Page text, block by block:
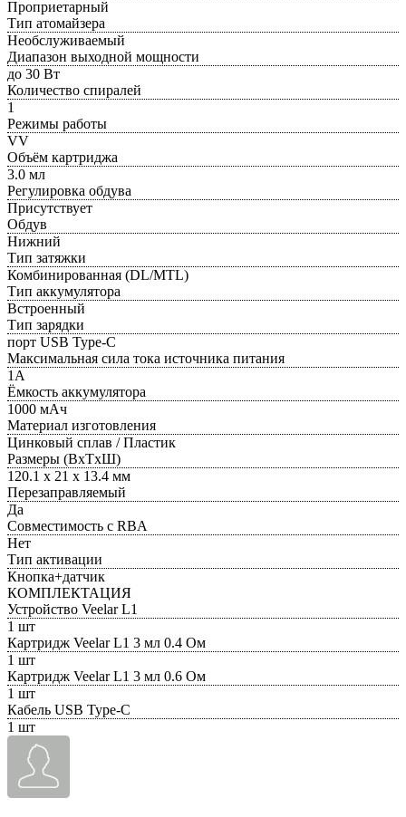
Проприетарный
Тип атомайзера
Необслуживаемый
Диапазон выходной мощности
до 30 Вт
Количество спиралей
1
Режимы работы
VV
Объём картриджа
3.0 мл
Регулировка обдува
Присутствует
Обдув
Нижний
Тип затяжки
Комбинированная (DL/MTL)
Тип аккумулятора
Встроенный
Тип зарядки
порт USB Type-C
Максимальная сила тока источника питания
1А
Ёмкость аккумулятора
1000 мАч
Материал изготовления
Цинковый сплав / Пластик
Размеры (ВxТxШ)
120.1 х 21 х 13.4 мм
Перезаправляемый
Да
Совместимость с RBA
Нет
Тип активации
Кнопка+датчик
КОМПЛЕКТАЦИЯ
Устройство Veelar L1
1 шт
Картридж Veelar L1 3 мл 0.4 Ом
1 шт
Картридж Veelar L1 3 мл 0.6 Ом
1 шт
Кабель USB Type-C
1 шт